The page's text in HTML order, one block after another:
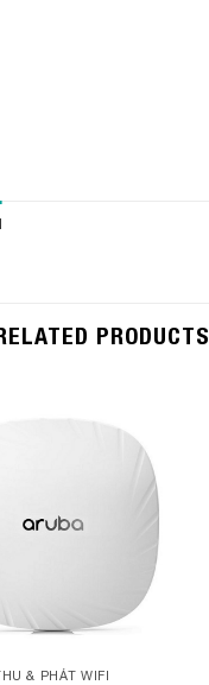
PRODUCTS
Add to
Wishlist
& PHÁT WIFI